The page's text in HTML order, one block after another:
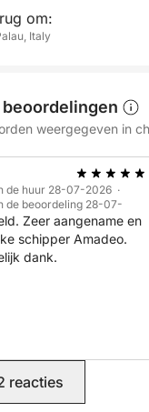
houdt daar niet
ander land aan
keren we terug
om:
Italy
beoordelingen
weergegeven in
de huur 28-07-2026 ·
de beoordeling 28-07-
Zeer aangename en
schipper Amadeo.
dank.
reacties